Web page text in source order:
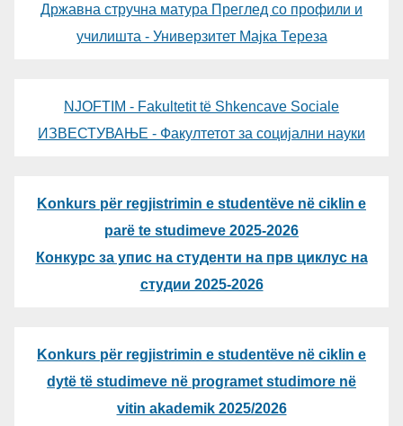
Државна стручна матура Преглед со профили и
училишта - Универзитет Мајка Тереза
NJOFTIM - Fakultetit të Shkencave Sociale
ИЗВЕСТУВАЊЕ - Факултетот за социјални науки
Konkurs për regjistrimin e studentëve në ciklin e
parë te studimeve 2025-2026
Конкурс за упис на студенти на прв циклус на
студии 2025-2026
Konkurs për regjistrimin e studentëve në ciklin e
dytë të studimeve në programet studimore në
vitin akademik 2025/2026